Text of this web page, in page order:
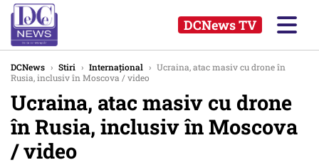
DCNews TV
DCNews › Stiri › Internațional › Ucraina, atac masiv cu drone în
Rusia, inclusiv în Moscova / video
Ucraina, atac masiv cu drone
în Rusia, inclusiv în Moscova
/ video